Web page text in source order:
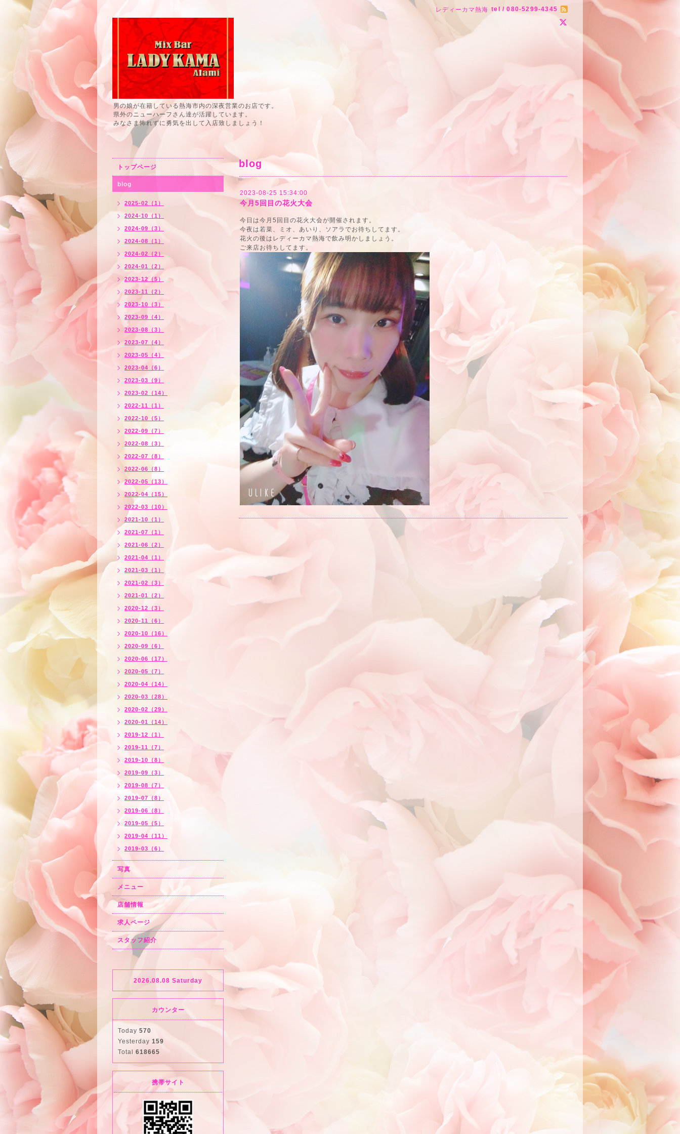
レディーカマ熱海 tel / 080-5299-4345
男の娘が在籍している熱海市内の深夜営業のお店です。
県外のニューハーフさん達が活躍しています。
みなさま怖れずに勇気を出して入店致しましょう！
blog
2023-08-25 15:34:00
今月5回目の花火大会
今日は今月5回目の花火大会が開催されます。
今夜は若菜、ミオ、あいり、ソアラでお待ちしてます。
花火の後はレディーカマ熱海で飲み明かしましょう。
ご来店お待ちしてます。
トップページ
blog
2025-02（1）
2024-10（1）
2024-09（3）
2024-08（1）
2024-02（2）
2024-01（2）
2023-12（5）
2023-11（2）
2023-10（3）
2023-09（4）
2023-08（3）
2023-07（4）
2023-05（4）
2023-04（6）
2023-03（9）
2023-02（14）
2022-11（1）
2022-10（5）
2022-09（7）
2022-08（3）
2022-07（8）
2022-06（8）
2022-05（13）
2022-04（15）
2022-03（10）
2021-10（1）
2021-07（1）
2021-06（2）
2021-04（1）
2021-03（1）
2021-02（3）
2021-01（2）
2020-12（3）
2020-11（6）
2020-10（16）
2020-09（6）
2020-06（17）
2020-05（7）
2020-04（14）
2020-03（28）
2020-02（29）
2020-01（14）
2019-12（1）
2019-11（7）
2019-10（8）
2019-09（3）
2019-08（7）
2019-07（8）
2019-06（8）
2019-05（5）
2019-04（11）
2019-03（6）
写真
メニュー
店舗情報
求人ページ
スタッフ紹介
2026.08.08 Saturday
カウンター
Today 570
Yesterday 159
Total 618665
携帯サイト